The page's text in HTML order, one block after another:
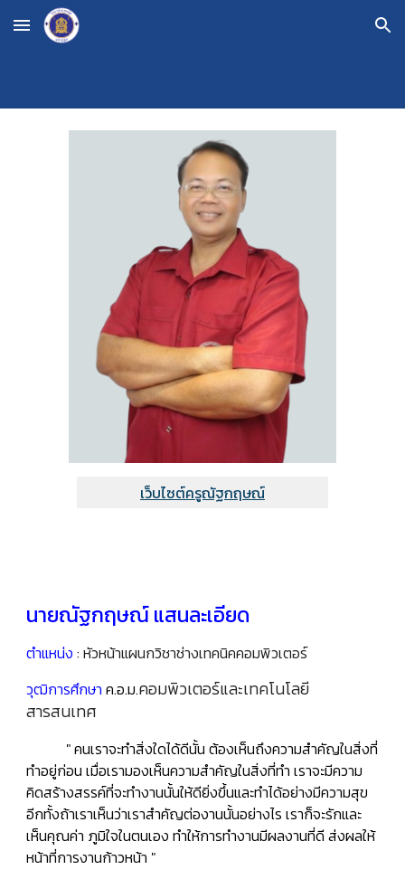
Skip to main content Skip to navigation
เว็บไซต์ครูณัฐกฤษณ์
นายณัฐกฤษณ์ แสนละเอียด
ตำแหน่ง :หัวหน้าแผนกวิชาช่างเทคนิคคอมพิวเตอร์
วุฒิการศึกษา ค.อ.ม.คอมพิวเตอร์และเทคโนโลยี
สารสนเทศ
"คนเราจะทำสิ่งใดได้ดีนั้น ต้องเห็นถึงความสำคัญในสิ่งที่
ทำอยู่ก่อน เมื่อเรามองเห็นความสำคัญในสิ่งที่ทำ เราจะมีความ
คิดสร้างสรรค์ที่จะทำงานนั้นให้ดียิ่งขึ้นและทำได้อย่างมีความสุข
อีกทั้งถ้าเราเห็นว่าเราสำคัญต่องานนั้นอย่างไร เราก็จะรักและ
เห็นคุณค่า ภูมิใจในตนเอง ทำให้การทำงานมีผลงานที่ดี ส่งผลให้
หน้าที่การงานก้าวหน้า "